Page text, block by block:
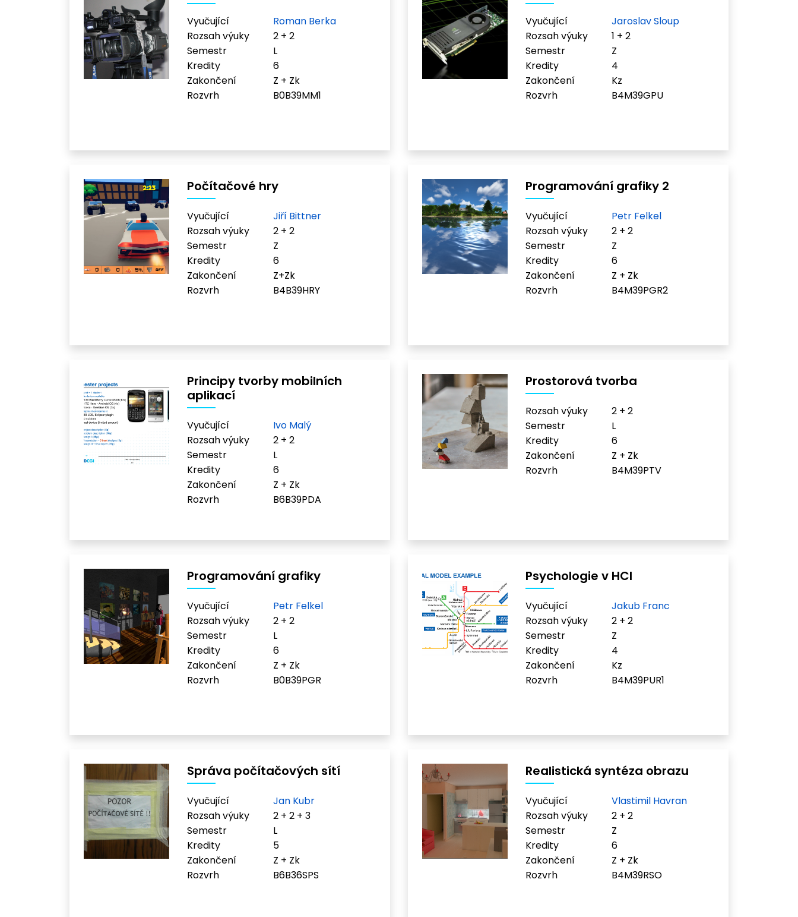
Vyučující
Roman Berka
Rozsah výuky
2 + 2
Semestr
L
Kredity
6
Zakončení
Z + Zk
Rozvrh
B0B39MM1
Počítačové hry
Vyučující
Jiří Bittner
Rozsah výuky
2 + 2
Semestr
Z
Kredity
6
Zakončení
Z+Zk
Rozvrh
B4B39HRY
Principy tvorby mobilních
aplikací
Vyučující
Ivo Malý
Rozsah výuky
2 + 2
Semestr
L
Kredity
6
Zakončení
Z + Zk
Rozvrh
B6B39PDA
Programování grafiky
Vyučující
Petr Felkel
Rozsah výuky
2 + 2
Semestr
L
Kredity
6
Zakončení
Z + Zk
Rozvrh
B0B39PGR
Správa počítačových sítí
Vyučující
Jan Kubr
Rozsah výuky
2 + 2 + 3
Semestr
L
Kredity
5
Zakončení
Z + Zk
Rozvrh
B6B36SPS
Vyučující
Jaroslav Sloup
Rozsah výuky
1 + 2
Semestr
Z
Kredity
4
Zakončení
Kz
Rozvrh
B4M39GPU
Programování grafiky 2
Vyučující
Petr Felkel
Rozsah výuky
2 + 2
Semestr
Z
Kredity
6
Zakončení
Z + Zk
Rozvrh
B4M39PGR2
Prostorová tvorba
Rozsah výuky
2 + 2
Semestr
L
Kredity
6
Zakončení
Z + Zk
Rozvrh
B4M39PTV
Psychologie v HCI
Vyučující
Jakub Franc
Rozsah výuky
2 + 2
Semestr
Z
Kredity
4
Zakončení
Kz
Rozvrh
B4M39PUR1
Realistická syntéza obrazu
Vyučující
Vlastimil Havran
Rozsah výuky
2 + 2
Semestr
Z
Kredity
6
Zakončení
Z + Zk
Rozvrh
B4M39RSO